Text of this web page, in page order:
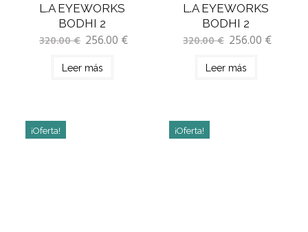
L.A EYEWORKS
BODHI 2
320.00€ 256.00 €
Leer más
L.A EYEWORKS
BODHI 2
320.00€ 256.00 €
Leer más
¡Oferta! ¡Oferta!